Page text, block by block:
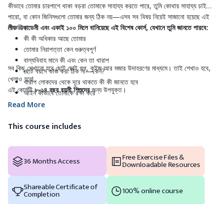
কীভাবে তোমার চারপাশে থাকা বড়রা তোমাকে সাহায্য করতে পারে, তুমি কোথায় সাহায্য চাইতে
পারো, বা কোন জিনিসগুলো তোমার জন্য ঠিক নয়—এসব সব বিষয় নিয়েই সাজানো হয়েছে এই
কোর্সটি।
লীড একাডেমী এবং একাই ১০০ মিলে বানিয়েছে এই বিশেষ কোর্স, যেখানে তুমি জানতে পারবে:
কী কী অধিকার আছে তোমার
তোমার নিরাপত্তা কেন গুরুত্বপূর্ণ
বাল্যবিবাহ মানে কী এবং কেন তা খারাপ
ছোট বয়সে কাজ করা ঠিক না—কেন?
খারাপ লোকদের থেকে দূরে থাকতে কী কী জানতে হবে
আইন কীভাবে তোমাকে রক্ষা করে
কোনো বিপদে পড়লে কোথায় কল করবে
সব কিছু শেখানো হবে ছোট ছোট গল্প, কুইজ আর মজার উদাহরণের মাধ্যমে। তাই শেখাও হবে,
খেলাও হবে!
এই কোর্সটি৮-১৪ বছর বয়সী শিশুদেরজন্য উপযুক্ত।
Read More
This course includes
36 Months Access Free Exercise Files &
Downloadable Resources
Shareable Certificate of
Completion 100% online course